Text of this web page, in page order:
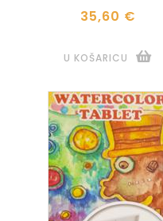
35,60 €
U KOŠARICU